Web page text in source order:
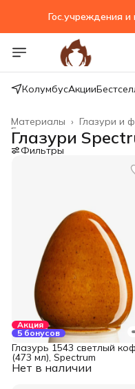
КолумбусАкции
Глазури и
Материалы ›
Главная
Глазури
Фильтры
Акция
5 бонусов
Нет в наличии
Глазурь 1543 светлый
(473 мл), Spectrum